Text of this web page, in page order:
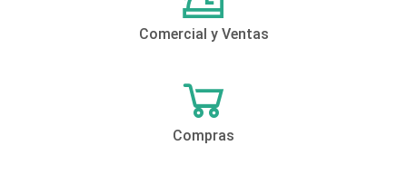
Comercial y Ventas
Compras